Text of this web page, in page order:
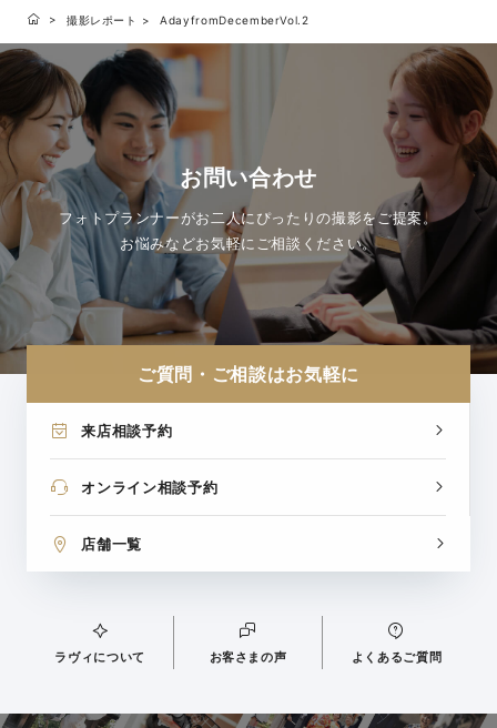
撮影レポート AdayfromDecemberVol.2
お問い合わせ
フォトプランナーがお二人にぴったりの撮影をご提案。
お悩みなどお気軽にご相談ください。
ご質問・ご相談はお気軽に
来店相談予約
オンライン相談予約
店舗一覧
ラヴィについて お客さまの声 よくあるご質問